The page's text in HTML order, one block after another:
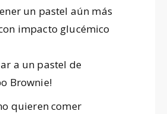
un pastel aún más
impacto glucémico
a un pastel de
Brownie!
quieren comer